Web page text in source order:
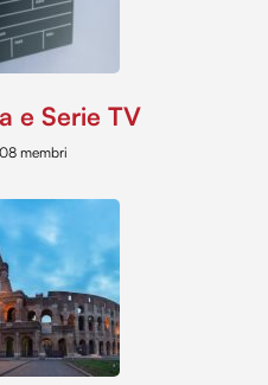
e Serie TV
membri